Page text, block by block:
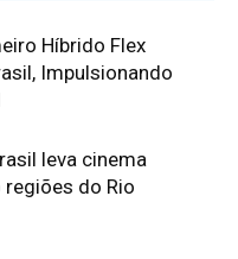
Híbrido Flex
Impulsionando
leva cinema
do Rio